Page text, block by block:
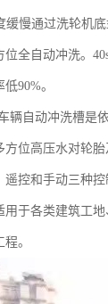
缓慢通过洗轮机
全自动冲洗。
90%。
辆自动冲洗槽是
位高压水对轮
控和手动三种
于各类建筑工
。